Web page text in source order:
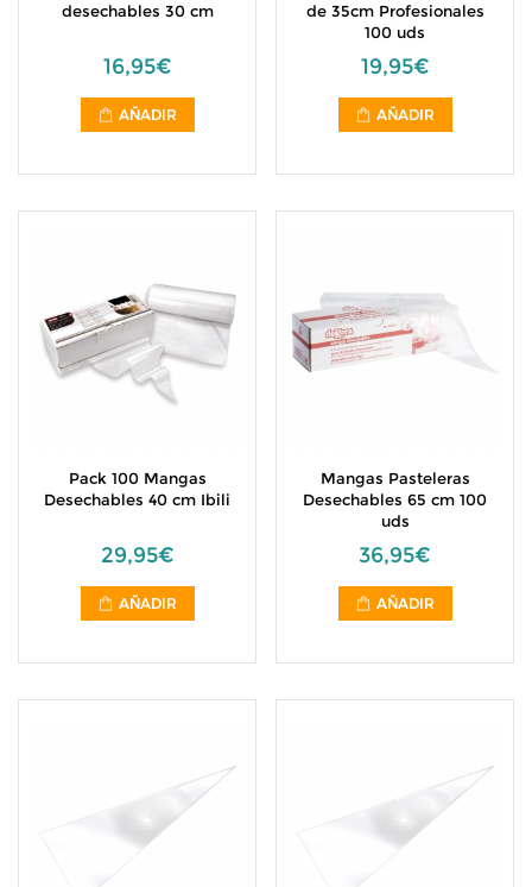
desechables 30 cm
16,95€
AÑADIR
de 35cm Profesionales
100 uds
19,95€
AÑADIR
Pack 100 Mangas
Desechables 40 cm Ibili
29,95€
AÑADIR
Mangas Pasteleras
Desechables 65 cm 100
uds
36,95€
AÑADIR